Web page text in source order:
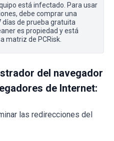
está infectado. Para usar
debe comprar una
días de prueba gratuita
es propiedad y está
matriz de PCRisk.
del navegador
de Internet:
las redirecciones del